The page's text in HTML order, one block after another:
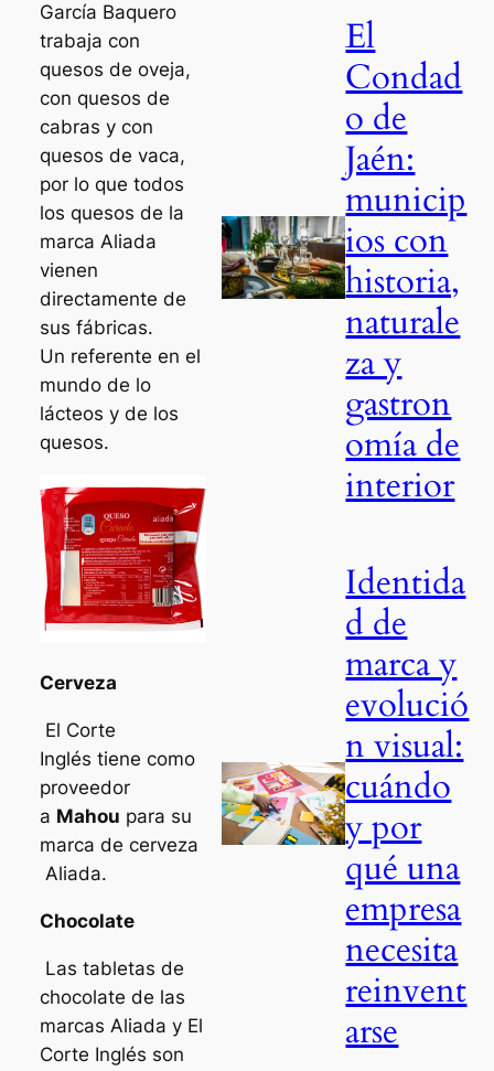
García Baquero
trabaja con
quesos de oveja,
con quesos de
cabras y con
quesos de vaca,
por lo que todos
los quesos de la
marca Aliada
vienen
directamente de
sus fábricas.
Un referente en el
mundo de lo
lácteos y de los
quesos.
Cerveza
El Corte
Inglés tiene como
proveedor
a Mahou para su
marca de cerveza
Aliada.
Chocolate
Las tabletas de
chocolate de las
marcas Aliada y El
Corte Inglés son
El
Condad
o de
Jaén:
municip
ios con
historia,
naturale
za y
gastron
omía de
interior
Identida
d de
marca y
evolució
n visual:
cuándo
y por
qué una
empresa
necesita
reinvent
arse